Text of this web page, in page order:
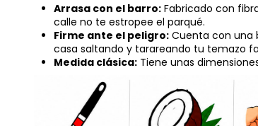
Arrasa con el barro:Fabricado con
calle no te estropee el parqué.
Firme ante el peligro:Cuenta con una
casa saltando y tarareando tu temazo
Medida clásica:Tiene unas